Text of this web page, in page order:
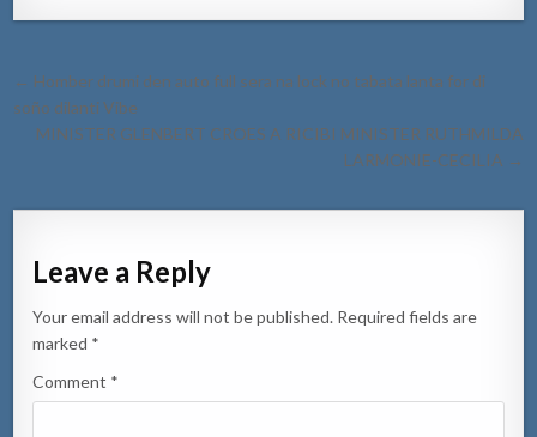
Post
navigation
← Homber drumi den auto full sera na lock no tabata lanta for di
soño dilanti Vibe
MINISTER GLENBERT CROES A RICIBI MINISTER RUTHMILDA
LARMONIE-CECILIA →
Leave a Reply
Your email address will not be published. Required fields are
marked *
Comment *